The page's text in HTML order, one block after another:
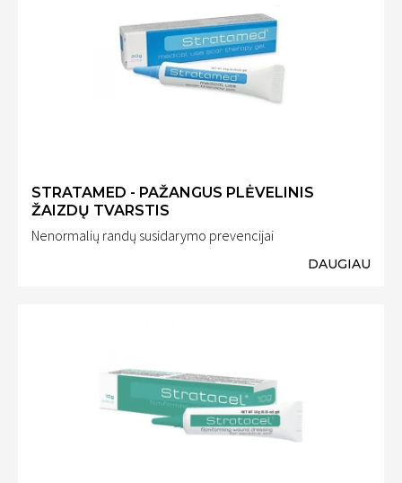
STRATAMED - PAŽANGUS PLĖVELINIS
ŽAIZDŲ TVARSTIS
Nenormalių randų susidarymo prevencijai
DAUGIAU